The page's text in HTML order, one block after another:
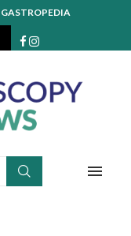
GASTROPEDIA